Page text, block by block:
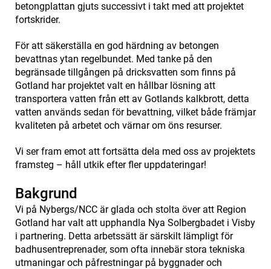
betongplattan gjuts successivt i takt med att projektet
fortskrider.
För att säkerställa en god härdning av betongen
bevattnas ytan regelbundet. Med tanke på den
begränsade tillgången på dricksvatten som finns på
Gotland har projektet valt en hållbar lösning att
transportera vatten från ett av Gotlands kalkbrott, detta
vatten används sedan för bevattning, vilket både främjar
kvaliteten på arbetet och värnar om öns resurser.
Vi ser fram emot att fortsätta dela med oss av projektets
framsteg – håll utkik efter fler uppdateringar!
Bakgrund
Vi på Nybergs/NCC är glada och stolta över att Region
Gotland har valt att upphandla Nya Solbergbadet i Visby
i partnering. Detta arbetssätt är särskilt lämpligt för
badhusentreprenader, som ofta innebär stora tekniska
utmaningar och påfrestningar på byggnader och